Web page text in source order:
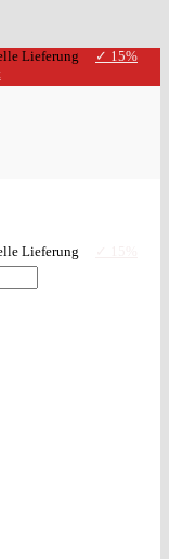
Lieferung
✓ 15%
Lieferung